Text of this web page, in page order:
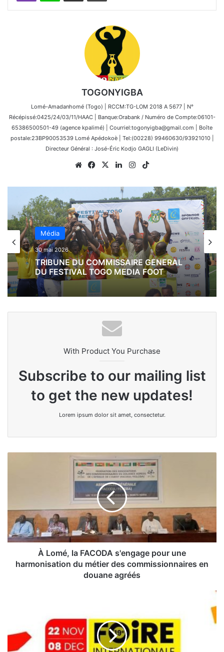
TOGONYIGBA
Lomé-Amadanhomé (Togo) | RCCM:TG-LOM 2018 A 5677 | N°
Récépissé:0425/24/03/11/HAAC | Banque:Orabank / Numéro de Compte:06101-
65386500501-49 (agence kpalimé) | Courriel:togonyigba@gmail.com | Boîte
postale:23BP90053539 Lomé Apédokoè | Tel:(00228) 99460630/93921010 |
Directeur Général : José-Éric Kodjo GAGLI (LeDivin)
WebsiteFacebook
X LinkedinInstagram
Média
30 mai 2026
TRIBUNE DU COMMISSAIRE GENERAL
DU FESTIVAL TOGO MEDIA FOOT
Football
16 avril 2026
Le festival Togo Media Foot a formalisé
un partenariat avec Coris Bank
International Togo en signant une
convention.
With Product You Purchase
Subscribe to our mailing list
to get the new updates!
Lorem ipsum dolor sit amet, consectetur.
pour
une
harmonisation
du
des
À Lomé, la FACODA s'engage pour une
harmonisation du métier des commissionnaires en
douane agréés
programme
complet